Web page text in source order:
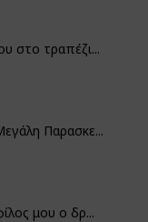
στο τραπέζι...
Παρασκε...
μου ο δρ...